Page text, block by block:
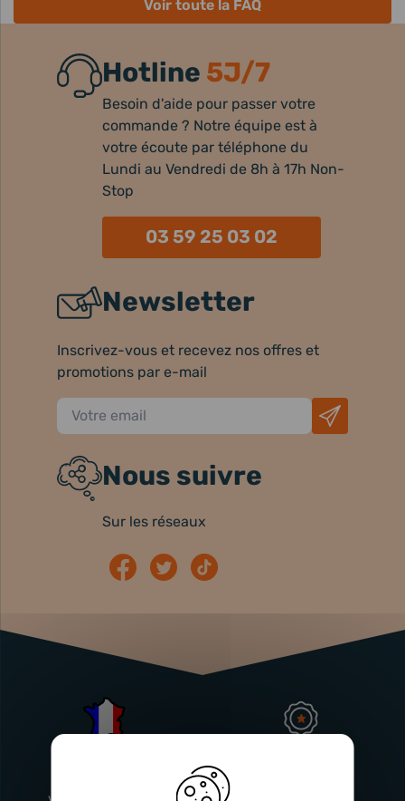
Voir toute la FAQ
Hotline 5J/7
Besoin d'aide pour passer votre
commande ? Notre équipe est à
votre écoute par téléphone du
Lundi au Vendredi de 8h à 17h Non-
Stop
03 59 25 03 02
Newsletter
Inscrivez-vous et recevez nos offres et
promotions par e-mail
Nous suivre
Sur les réseaux